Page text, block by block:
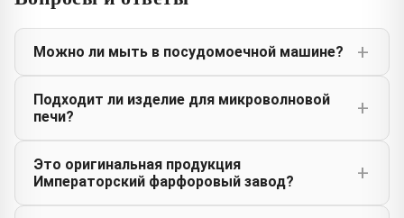
Можно ли мыть в посудомоечной машине?
Подходит ли изделие для микроволновой
печи?
Это оригинальная продукция
Императорский фарфоровый завод?